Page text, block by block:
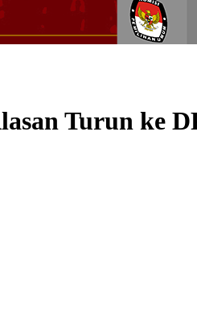
Turun ke